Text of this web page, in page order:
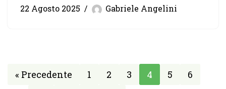
22 Agosto 2025 Gabriele Angelini
« Precedente 1 2 3 4 5
6